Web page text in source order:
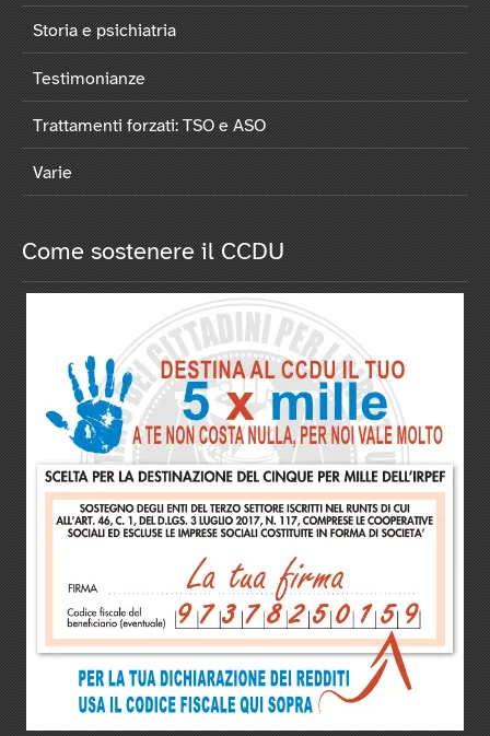
Storia e psichiatria
Testimonianze
Trattamenti forzati: TSO e ASO
Varie
Come sostenere il CCDU